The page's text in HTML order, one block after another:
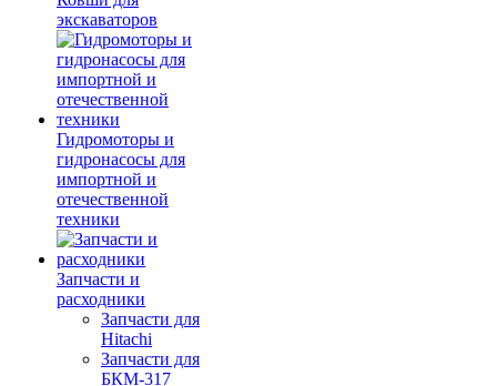
экскаваторов
Гидромоторы и
гидронасосы для
импортной и
отечественной
техники
Запчасти и
расходники
Запчасти для
Hitachi
Запчасти для
БКМ-317